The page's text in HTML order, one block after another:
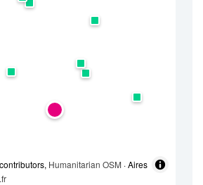
contributors, Humanitarian OSM · Aires